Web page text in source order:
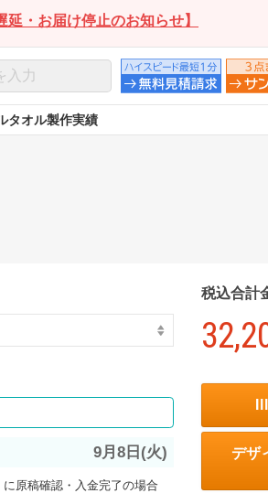
延・お届け停止のお知らせ】
タオル製作実績
9月8日(火)
に原稿確認・入金完了の場合
税込合計
デザ